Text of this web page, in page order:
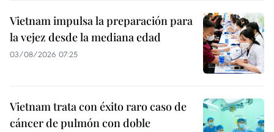
Vietnam impulsa la preparación para
la vejez desde la mediana edad
03/08/2026 07:25
Vietnam trata con éxito raro caso de
cáncer de pulmón con doble